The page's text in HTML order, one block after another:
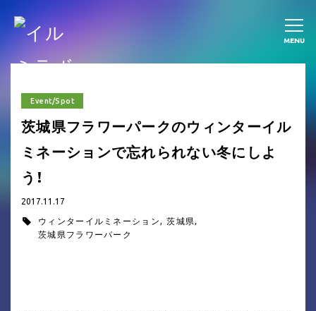
MENU
Event/Spot
茨城県フラワーパークのウィンターイル
ミネーションで忘れられない冬にしよ
う！
2017.11.17
ウィンターイルミネーション
茨城県
茨城県フラワーパーク